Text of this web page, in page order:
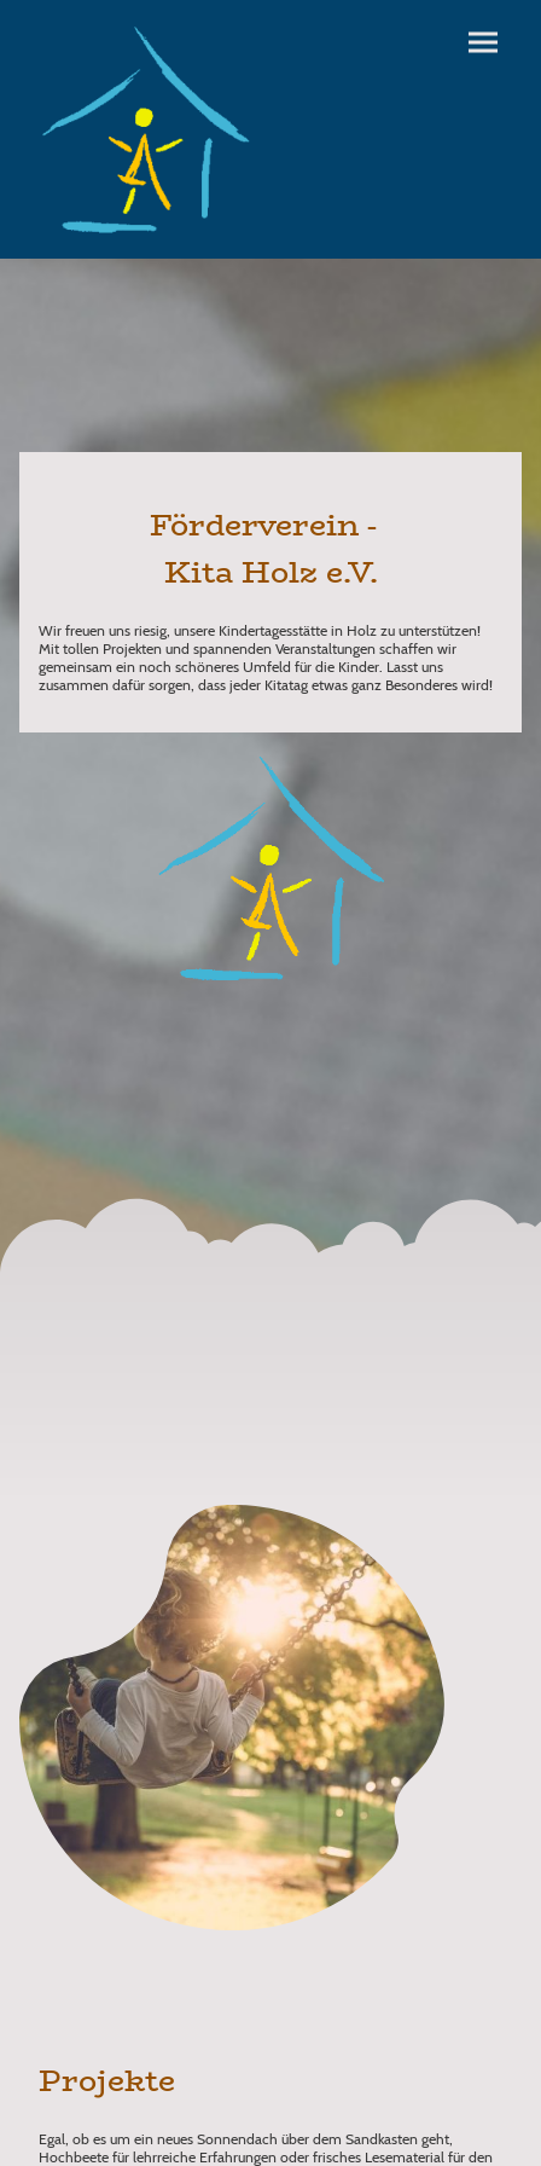
Förderverein -
Kita Holz e.V.
Wir freuen uns riesig, unsere Kindertagesstätte in Holz zu unterstützen!
Mit tollen Projekten und spannenden Veranstaltungen schaffen wir
gemeinsam ein noch schöneres Umfeld für die Kinder. Lasst uns
zusammen dafür sorgen, dass jeder Kitatag etwas ganz Besonderes wird!
Projekte
Egal, ob es um ein neues Sonnendach über dem Sandkasten geht,
Hochbeete für lehrreiche Erfahrungen oder frisches Lesematerial für den